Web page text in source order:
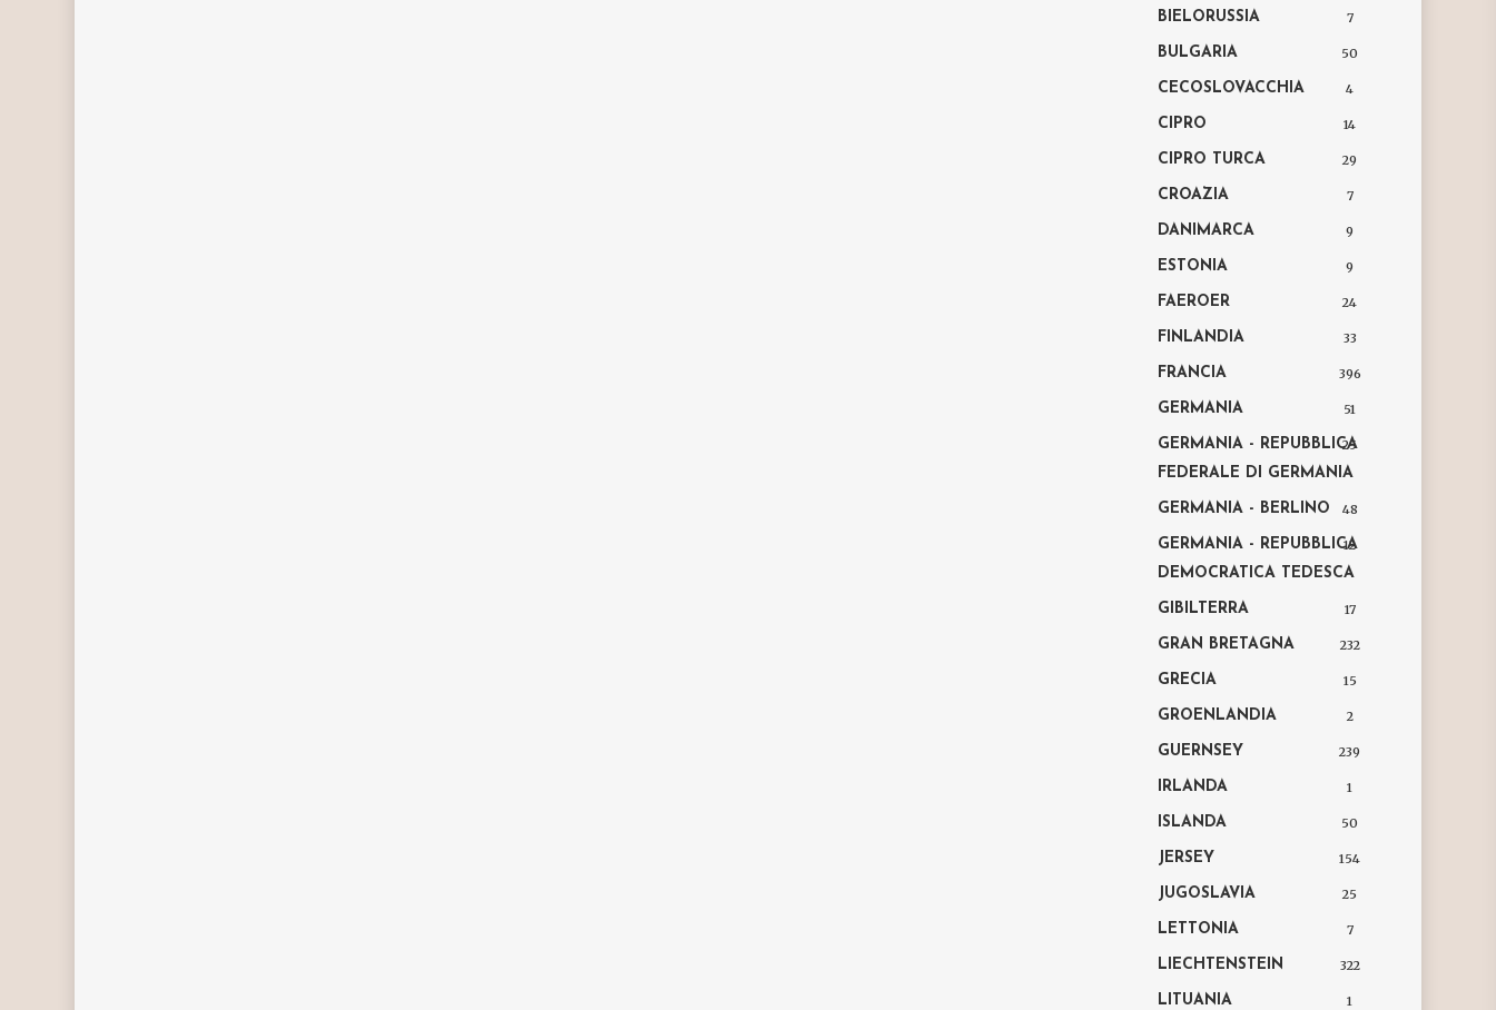
BIELORUSSIA 7
BULGARIA 50
CECOSLOVACCHIA 4
CIPRO 14
CIPRO TURCA 29
CROAZIA 7
DANIMARCA 9
ESTONIA 9
FAEROER 24
FINLANDIA 33
FRANCIA 396
GERMANIA 51
GERMANIA - REPUBBLICA
FEDERALE DI GERMANIA
25
GERMANIA - BERLINO 48
GERMANIA - REPUBBLICA
DEMOCRATICA TEDESCA
12
GIBILTERRA 17
GRAN BRETAGNA 232
GRECIA 15
GROENLANDIA 2
GUERNSEY 239
IRLANDA 1
ISLANDA 50
JERSEY 154
JUGOSLAVIA 25
LETTONIA 7
LIECHTENSTEIN 322
LITUANIA 1